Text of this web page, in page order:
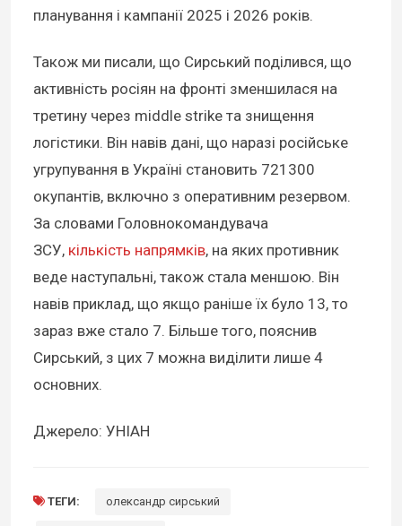
планування і кампанії 2025 і 2026 років.
Також ми писали, що Сирський поділився, що
активність росіян на фронті зменшилася на
третину через middle strike та знищення
логістики. Він навів дані, що наразі російське
угрупування в Україні становить 721300
окупантів, включно з оперативним резервом.
За словами Головнокомандувача
ЗСУ, кількість напрямків, на яких противник
веде наступальні, також стала меншою. Він
навів приклад, що якщо раніше їх було 13, то
зараз вже стало 7. Більше того, пояснив
Сирський, з цих 7 можна виділити лише 4
основних.
Джерело: УНІАН
ТЕГИ: олександр сирський